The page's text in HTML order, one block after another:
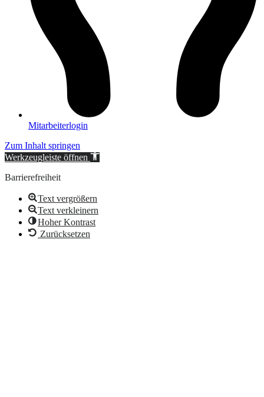
Mitarbeiterlogin
Zum Inhalt springen
Werkzeugleiste öffnen
Barrierefreiheit
Text vergrößern
Text verkleinern
Hoher Kontrast
Zurücksetzen